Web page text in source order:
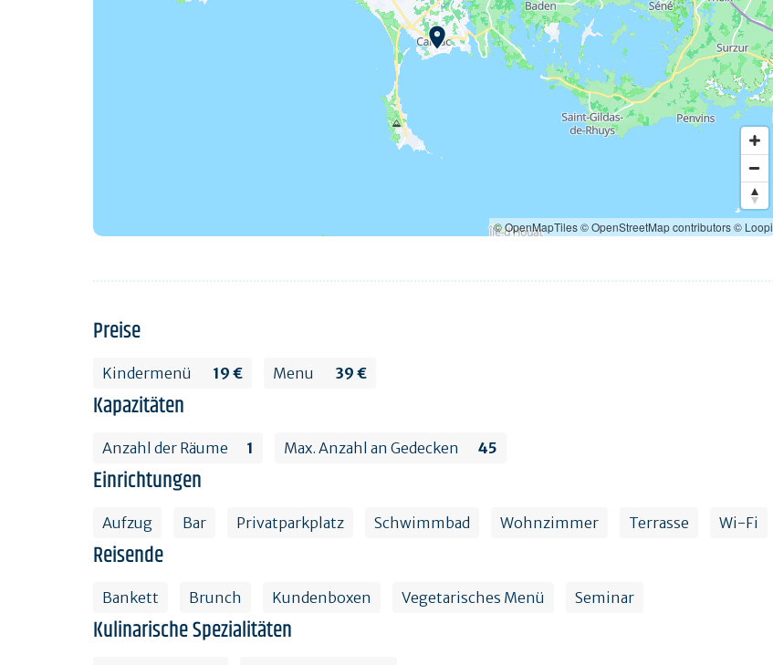
© OpenMapTiles© OpenStreetMap contributors© Loopi
Preise
Kindermenü 19 € Menu 39 €
Kapazitäten
Anzahl der Räume 1 Max. Anzahl an Gedecken 45
Einrichtungen
Aufzug Bar Privatparkplatz Schwimmbad Wohnzimmer Terrasse Wi-Fi
Reisende
Bankett Brunch Kundenboxen Vegetarisches Menü Seminar
Kulinarische Spezialitäten